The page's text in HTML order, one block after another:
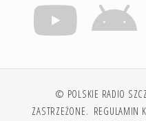
© POLSKIE RADIO
ZASTRZEŻONE. REGULAMIN